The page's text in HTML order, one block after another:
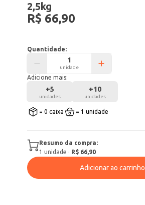
2,5kg
R$ 66,90
Quantidade:
unidade
Adicione mais:
+5
unidades
+10
unidades
= 0 caixa = 1 unidade
Resumo da compra:
1 unidade · R$ 66,90
Adicionar ao carrinho